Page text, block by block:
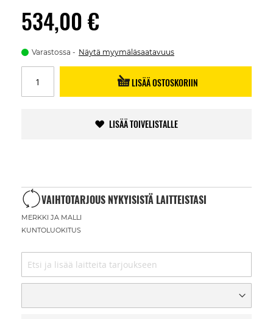
534,00 €
Varastossa Näytä myymäläsaatavuus
LISÄÄ OSTOSKORIIN
LISÄÄ TOIVELISTALLE
VAIHTOTARJOUS NYKYISISTÄ LAITTEISTASI
MERKKI JA MALLI
KUNTOLUOKITUS